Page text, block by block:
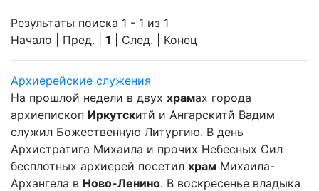
Результаты поиска 1 - 1 из 1
Начало | Пред. | 1 | След. | Конец
Архиерейские служения
На прошлой недели в двух храмах города
архиепископ Иркутскитй и Ангарскитй Вадим
служил Божественную Литургию. В день
Архистратига Михаила и прочих Небесных Сил
бесплотных архиерей посетил храм Михаила-
Архангела в Ново-Ленино. В воскресенье владыка